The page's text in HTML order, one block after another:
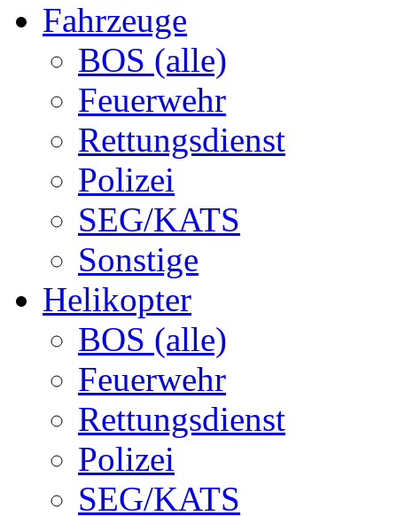
Fahrzeuge
BOS (alle)
Feuerwehr
Rettungsdienst
Polizei
SEG/KATS
Sonstige
Helikopter
BOS (alle)
Feuerwehr
Rettungsdienst
Polizei
SEG/KATS